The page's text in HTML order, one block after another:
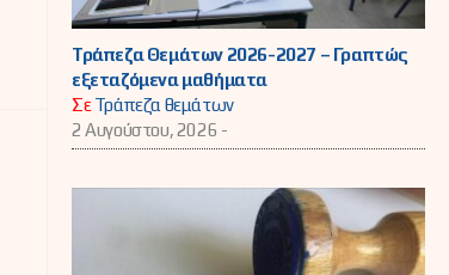
Τράπεζα Θεμάτων 2026-2027 – Γραπτώς
εξεταζόμενα μαθήματα
ΣεΤράπεζα θεμάτων
2 Αυγούστου, 2026 -